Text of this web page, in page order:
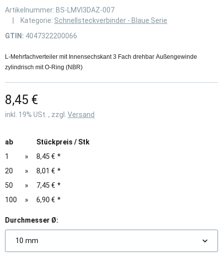
Artikelnummer: BS-LMVI3DAZ-007
Kategorie: Schnellsteckverbinder - Blaue Serie
GTIN: 4047322200066
L-Mehrfachverteiler mit Innensechskant 3 Fach drehbar Außengewinde
zylindrisch mit O-Ring (NBR)
8,45 €
inkl. 19% USt. , zzgl. Versand
ab
Stückpreis / Stk
1
» 8,45 € *
20
» 8,01 € *
50
» 7,45 € *
100
» 6,90 € *
Durchmesser Ø:
10 mm